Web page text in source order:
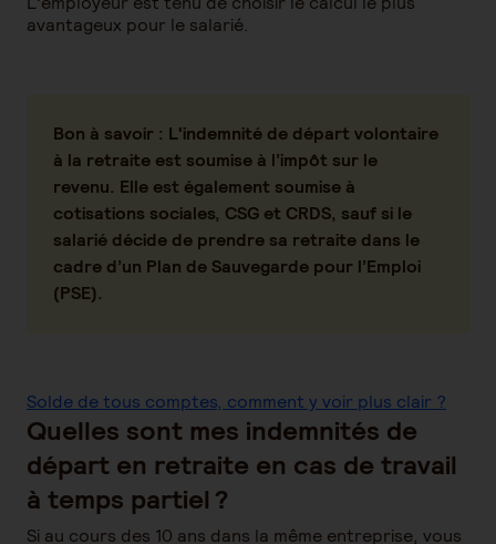
avantageux pour le salarié.
Bon à savoir : L'indemnité de départ volontaire
à la retraite est soumise à l’impôt sur le
revenu. Elle est également soumise à
cotisations sociales, CSG et CRDS, sauf si le
salarié décide de prendre sa retraite dans le
cadre d’un Plan de Sauvegarde pour l’Emploi
(PSE).
Solde de tous comptes, comment y voir plus clair ?
Quelles sont mes indemnités de
départ en retraite en cas de travail
à temps partiel ?
Si au cours des 10 ans dans la même entreprise, vous